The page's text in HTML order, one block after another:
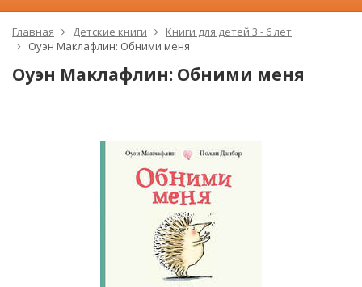
Главная Детские книги
Книги для детей 3 - 6 лет
Оуэн Маклафлин: Обними меня
Оуэн Маклафлин: Обними меня